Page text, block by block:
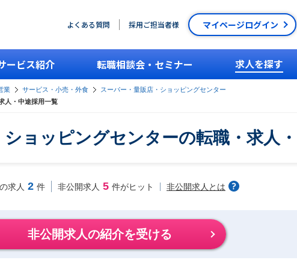
よくある質問 採用ご担当者様 マイページログイン
ービス紹介 転職相談会・セミナー 求人を探す
業 サービス・小売・外食
スーパー・量販店・ショッピングセンター
人・中途採用一覧
ョッピングセンターの転職・求人
求人 2 件 非公開求人 5 件がヒット 非公開求人とは
非公開求人の紹介を受ける